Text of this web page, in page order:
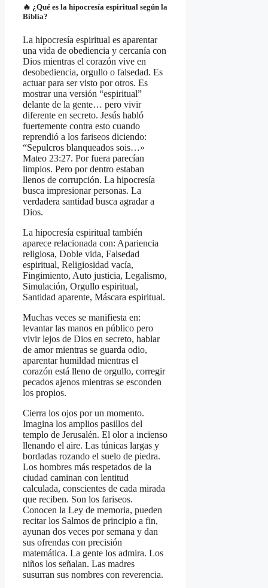
🔥 ¿Qué es la hipocresía espiritual según la
Biblia?
La hipocresía espiritual es aparentar
una vida de obediencia y cercanía con
Dios mientras el corazón vive en
desobediencia, orgullo o falsedad. Es
actuar para ser visto por otros. Es
mostrar una versión “espiritual”
delante de la gente… pero vivir
diferente en secreto. Jesús habló
fuertemente contra esto cuando
reprendió a los fariseos diciendo:
“Sepulcros blanqueados sois…»
Mateo 23:27. Por fuera parecían
limpios. Pero por dentro estaban
llenos de corrupción. La hipocresía
busca impresionar personas. La
verdadera santidad busca agradar a
Dios.
La hipocresía espiritual también
aparece relacionada con: Apariencia
religiosa, Doble vida, Falsedad
espiritual, Religiosidad vacía,
Fingimiento, Auto justicia, Legalismo,
Simulación, Orgullo espiritual,
Santidad aparente, Máscara espiritual.
Muchas veces se manifiesta en:
levantar las manos en público pero
vivir lejos de Dios en secreto, hablar
de amor mientras se guarda odio,
aparentar humildad mientras el
corazón está lleno de orgullo, corregir
pecados ajenos mientras se esconden
los propios.
Cierra los ojos por un momento.
Imagina los amplios pasillos del
templo de Jerusalén. El olor a incienso
llenando el aire. Las túnicas largas y
bordadas rozando el suelo de piedra.
Los hombres más respetados de la
ciudad caminan con lentitud
calculada, conscientes de cada mirada
que reciben. Son los fariseos.
Conocen la Ley de memoria, pueden
recitar los Salmos de principio a fin,
ayunan dos veces por semana y dan
sus ofrendas con precisión
matemática. La gente los admira. Los
niños los señalan. Las madres
susurran sus nombres con reverencia.